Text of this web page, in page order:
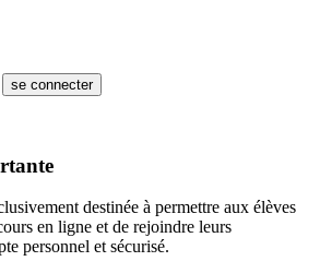
se connecter
destinée à permettre aux élèves
en ligne et de rejoindre leurs
personnel et sécurisé.